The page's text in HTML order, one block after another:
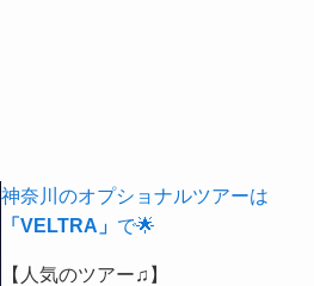
神奈川のオプショナルツアーは
「VELTRA」 で🌟
【人気のツアー♫】